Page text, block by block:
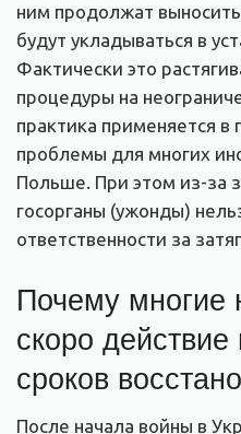
ним продолжат
будут укладываться в
Фактически это
процедуры на
практика применяется в
проблемы для многих
Польше. При этом из-за
госорганы (ужонды)
ответственности за
Почему многие
скоро
сроков
После начала войны в